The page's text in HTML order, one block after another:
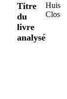
Titre
du
livre
analysé
Huis
Clos